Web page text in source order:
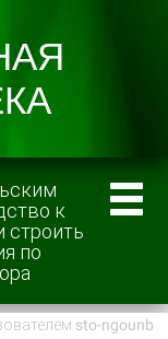
к
строить
по
sto-ngounb